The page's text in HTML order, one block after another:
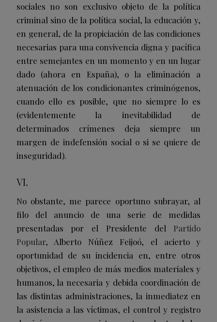
sociales no son exclusivo objeto de la política
criminal sino de la política social, la educación y,
en general, de la propiciación de las condiciones
necesarias para una convivencia digna y pacífica
entre semejantes en un momento y en un lugar
dado (ahora en España), o la eliminación a
atenuación de los condicionantes criminógenos,
cuando ello es posible, que no siempre lo es
(evidentemente la inevitabilidad de
determinados crímenes deja siempre un
margen de indefensión social o si se quiere de
inseguridad).
VI.
No obstante, me parece oportuno subrayar, al
filo del anuncio de una serie de medidas
presentadas por el Presidente del Partido
Popular, Alberto Núñez Feijoó, el acierto y
oportunidad de su incidencia en, entre otros
objetivos, el empleo de más medios materiales y
humanos, la necesaria y debida coordinación de
las distintas administraciones, la inmediatez en
la asistencia a las víctimas, el control y registro